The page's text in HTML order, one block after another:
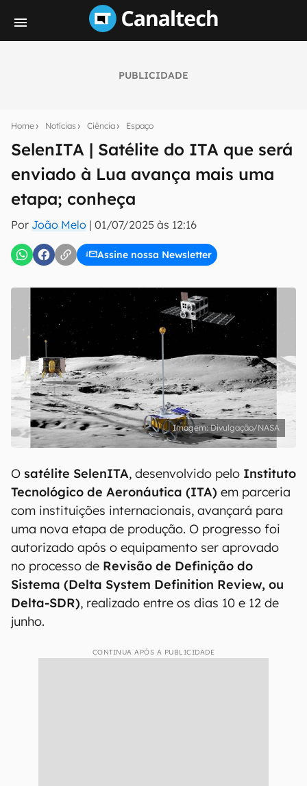
PUBLICIDADE
Home Notícias Ciência Espaço
SelenITA | Satélite do ITA que será
enviado à Lua avança mais uma
etapa; conheça
Por João Melo | 01/07/2025 às 12:16
Assine nossa Newsletter
notícias e reviews sobre tecnologia em primeira
mão.
E-mail
inscreva-se
Uso e Política de Privacidade do Canaltech.
Divulgação/NASA
O satélite SelenITA, desenvolvido pelo Instituto
Tecnológico de Aeronáutica (ITA) em parceria
com instituições internacionais, avançará para
uma nova etapa de produção. O progresso foi
autorizado após o equipamento ser aprovado
no processo de Revisão de Definição do
Sistema (Delta System Definition Review, ou
Delta-SDR), realizado entre os dias 10 e 12 de
junho.
CONTINUA APÓS A PUBLICIDADE